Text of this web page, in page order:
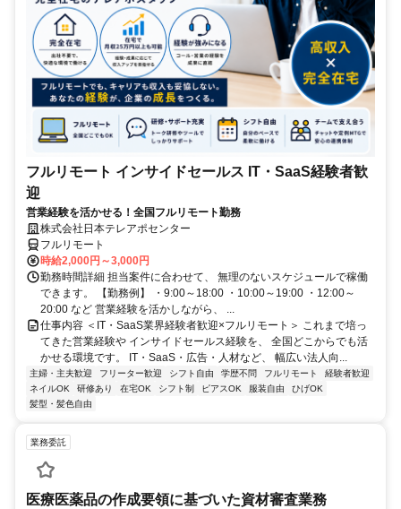
フルリモート インサイドセールス IT・SaaS経験者歓
迎
営業経験を活かせる！全国フルリモート勤務
株式会社日本テレアポセンター
フルリモート
時給2,000円～3,000円
勤務時間詳細 担当案件に合わせて、 無理のないスケジュールで稼働
できます。 【勤務例】 ・9:00～18:00 ・10:00～19:00 ・12:00～
20:00 など 営業経験を活かしながら、 ...
仕事内容 ＜IT・SaaS業界経験者歓迎×フルリモート＞ これまで培っ
てきた営業経験や インサイドセールス経験を、 全国どこからでも活
かせる環境です。 IT・SaaS・広告・人材など、 幅広い法人向...
主婦・主夫歓迎 フリーター歓迎 シフト自由 学歴不問 フルリモート
経験者歓迎
ネイルOK
研修あり 在宅OK シフト制 ピアスOK 服装自由
ひげOK
髪型・髪色自由
業務委託
医療医薬品の作成要領に基づいた資材審査業務